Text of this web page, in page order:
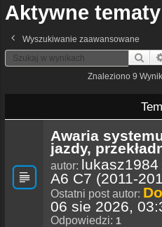
Aktywne tematy
Wyszukiwanie zaawansowane
Znaleziono 9
Awaria
jazdy,
autor: lukasz1984
A6 C7 (2011-
Ostatni post autor:
06 sie 2026,
Odpowiedzi: 1